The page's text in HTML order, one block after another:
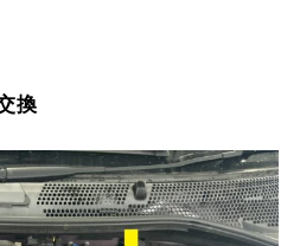
換